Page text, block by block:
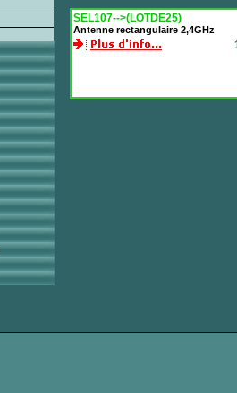
SEL107-->(LOTDE25)
Antenne rectangulaire 2,4GHz